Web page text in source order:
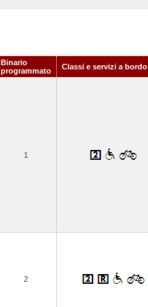
Binario
programmato
Classi e servizi a bordo
1
2